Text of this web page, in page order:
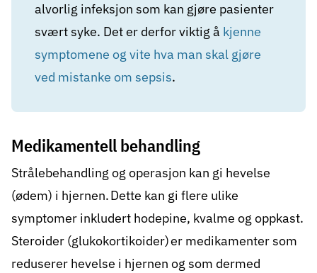
alvorlig infeksjon som kan gjøre pasienter
svært syke. Det er derfor viktig å kjenne
symptomene og vite hva man skal gjøre
ved mistanke om sepsis.
Medikamentell behandling
Strålebehandling og operasjon kan gi hevelse
(ødem) i hjernen. Dette kan gi flere ulike
symptomer inkludert hodepine, kvalme og oppkast.
Steroider (glukokortikoider) er medikamenter som
reduserer hevelse i hjernen og som dermed